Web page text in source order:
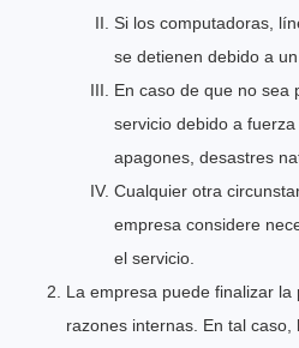
Si los computadoras,
se detienen debido a un
En caso de que no sea
servicio debido a
apagones, desastres
Cualquier otra
empresa considere
el servicio.
La empresa puede finalizar
razones internas. En tal